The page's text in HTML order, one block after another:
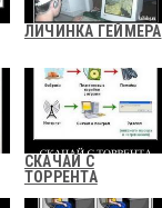
ЛИЧИНКА ГЕЙМЕРА
СКАЧАЙ С
ТОРРЕНТА